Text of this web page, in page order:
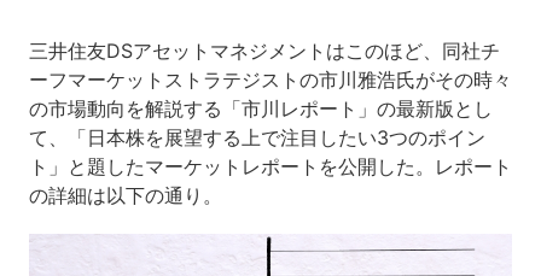
三井住友DSアセットマネジメントはこのほど、同社チ
ーフマーケットストラテジストの市川雅浩氏がその時々
の市場動向を解説する「市川レポート」の最新版とし
て、「日本株を展望する上で注目したい3つのポイン
ト」と題したマーケットレポートを公開した。レポート
の詳細は以下の通り。